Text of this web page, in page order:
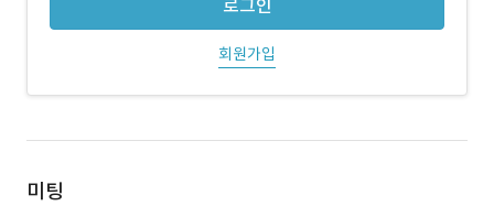
로그인
회원가입
미팅